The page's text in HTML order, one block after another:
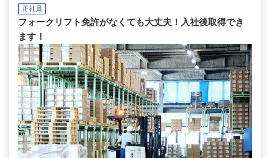
正社員
フォークリフト免許がなくても大丈夫！入社後取得でき
ます！